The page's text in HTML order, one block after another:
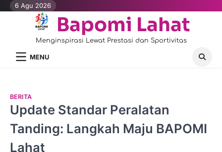
Skip6 Agu 2026
Bapomi Lahat
Menginspirasi Lewat Prestasi dan Sportivitas
MENU
BERITA
Update Standar Peralatan
Tanding: Langkah Maju BAPOMI
Lahat